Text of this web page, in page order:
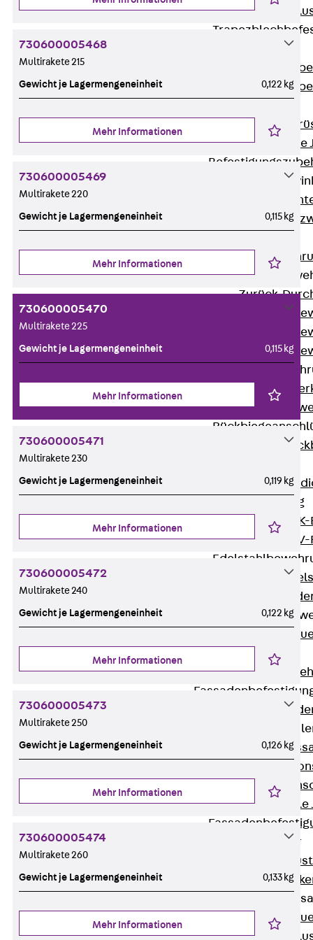
Zurück
Gerüstschuhe
Zurück
Zurück
GFK-Bewehrung
Zurück
FIBERNOX® V-
GRIPRIP®
Zurück
Winkelkonsole
Brüstungsanker
Zurück
730600005468
Multirakete 215
Gewicht je Lagermengeneinheit 0,122 kg
Mehr Informationen
730600005469
Multirakete 220
Gewicht je Lagermengeneinheit 0,115 kg
Mehr Informationen
730600005470
Multirakete 225
Gewicht je Lagermengeneinheit 0,115 kg
Mehr Informationen
730600005471
Multirakete 230
Gewicht je Lagermengeneinheit 0,119 kg
Mehr Informationen
730600005472
Multirakete 240
Gewicht je Lagermengeneinheit 0,122 kg
Mehr Informationen
730600005473
Multirakete 250
Gewicht je Lagermengeneinheit 0,126 kg
Mehr Informationen
730600005474
Multirakete 260
Gewicht je Lagermengeneinheit 0,133 kg
Mehr Informationen